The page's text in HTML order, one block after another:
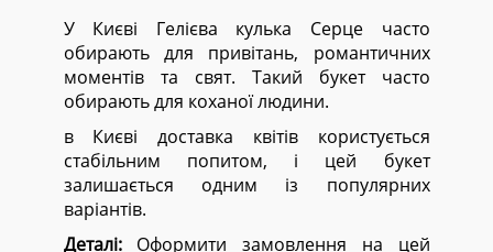
У Києві Гелієва кулька Серце часто
обирають для привітань, романтичних
моментів та свят. Такий букет часто
обирають для коханої людини.
в Києві доставка квітів користується
стабільним попитом, і цей букет
залишається одним із популярних
варіантів.
Деталі:Оформити замовлення на цей